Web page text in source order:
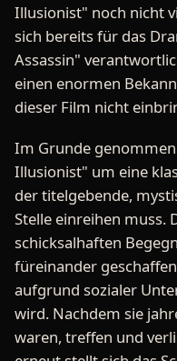
Illusionist" noch nicht
sich bereits für das
Assassin"
einen enormen
dieser Film nicht
Im Grunde
Illusionist" um eine
der titelgebende,
Stelle einreihen muss.
schicksalhaften
füreinander
aufgrund sozialer
wird. Nachdem sie
waren, treffen und